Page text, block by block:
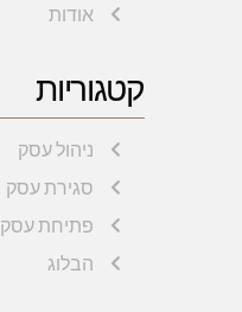
אודות
קטגוריות
ניהול עסק
סגירת עסק
פתיחת עסק
הבלוג